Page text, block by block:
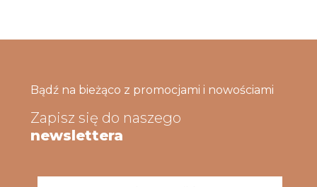
Bądź na bieżąco z promocjami i nowościami
Zapisz się do naszego
newslettera